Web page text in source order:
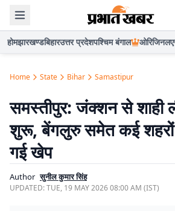
होमझारखण्डबिहारउत्तर प्रदेशपश्चिम बंगाल ओरिजिनल
Home State Bihar Samastipur
समस्तीपुर: जंक्शन से शाही
शुरू, बेंगलुरु समेत कई शहरों
गई खेप
Author सुनील कुमार सिंह
UPDATED:TUE, 19 MAY 2026 08:00 AM (IST)